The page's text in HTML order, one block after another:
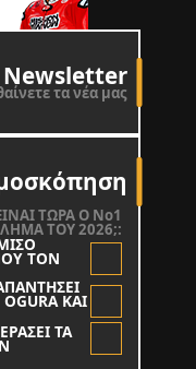
Newsletter
τα νέα μας
ΤΩΡΑ Ο Νο1
ΤΟΥ 2026;:
ΤΟΝ
KAI
ΤΑ